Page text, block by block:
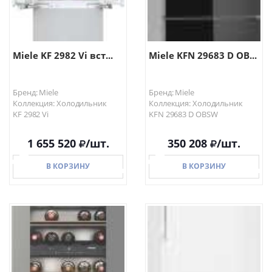
Miele KF 2982 Vi вст...
Бренд: Miele
Коллекция: Холодильник
KF 2982 Vi
1 655 520 /шт.
В КОРЗИНУ
В КОРЗИНУ
Miele KFN 29683 D OB...
Бренд: Miele
Коллекция: Холодильник
KFN 29683 D OBSW
350 208 /шт.
В КОРЗИНУ